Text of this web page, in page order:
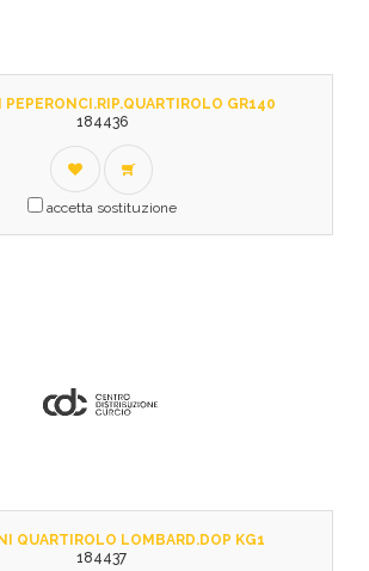
PEPERONCI.RIP.QUARTIROLO GR140
184436
accetta sostituzione
QUARTIROLO LOMBARD.DOP KG1
184437